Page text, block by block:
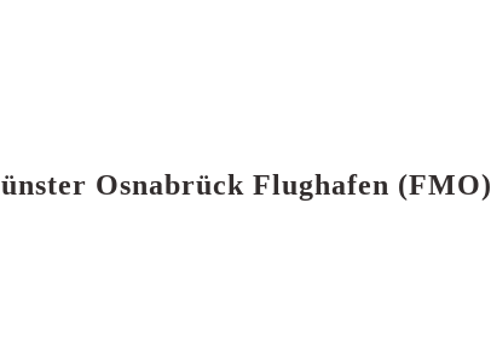
Osnabrück Flughafen (FMO)